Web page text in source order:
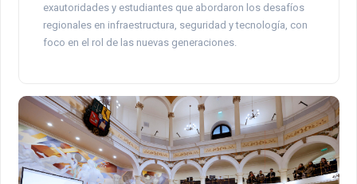
exautoridades y estudiantes que abordaron los desafíos
regionales en infraestructura, seguridad y tecnología, con
foco en el rol de las nuevas generaciones.